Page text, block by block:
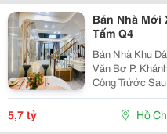
Bán Nhà Mới
Tấm Q4
Bán Nhà Khu
Văn Bơ P. Khánh Hội Trệt &Bull; Lầu - Sân
Công Trứớc
Dài 14 M (
5,7 tỷ Hồ